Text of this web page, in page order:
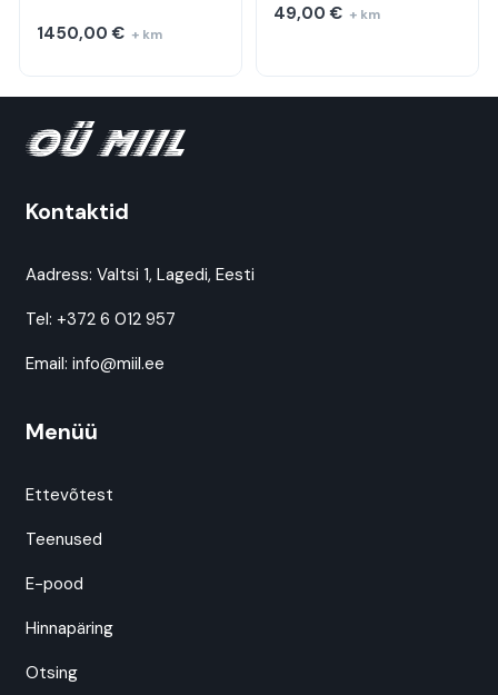
1450,00€ + km
49,00€ + km
Kontaktid
Aadress: Valtsi 1, Lagedi, Eesti
Tel: +372 6 012 957
Email: info@miil.ee
Menüü
Ettevõtest
Teenused
E-pood
Hinnapäring
Otsing